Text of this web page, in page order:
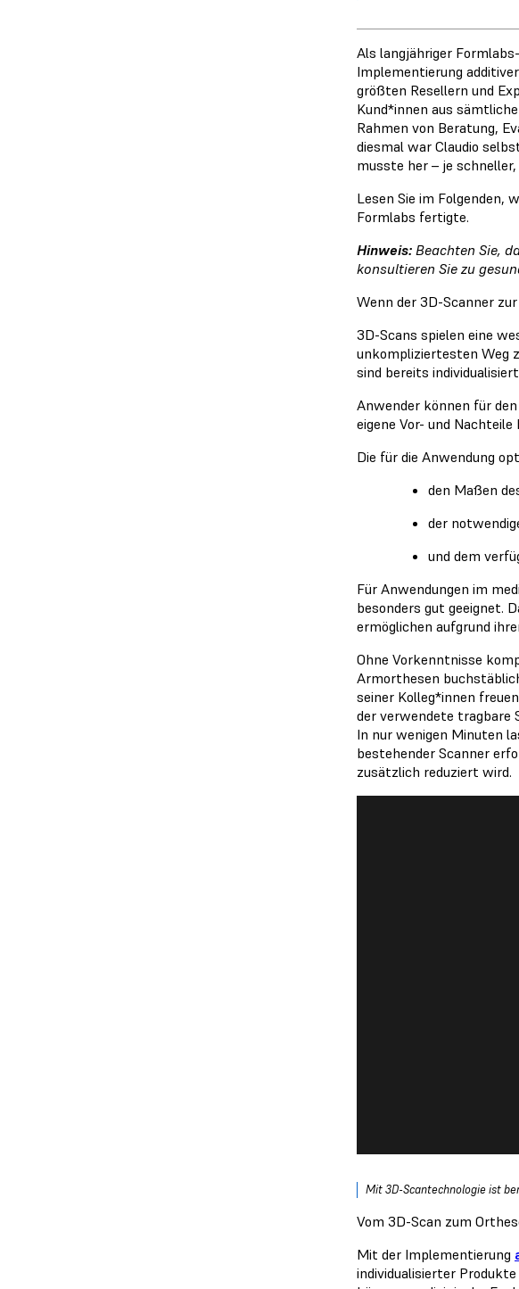
Als langjähriger
Implementierung
größten Resellern und
Kund*innen aus
Rahmen von Beratung,
diesmal war Claudio
musste her – je
Lesen Sie im Folgenden,
Formlabs fertigte.
Hinweis: Beachten Sie,
konsultieren Sie zu
Wenn der 3D-Scanner
3D-Scans spielen eine
unkompliziertesten Weg
sind bereits
Anwender können für
eigene Vor- und
Die für die Anwendung
den Maßen
der
und dem
Für Anwendungen im
besonders gut geeignet.
ermöglichen aufgrund
Ohne Vorkenntnisse
Armorthesen
seiner Kolleg*innen
der verwendete tragbare
In nur wenigen Minuten
bestehender Scanner
zusätzlich reduziert wird.
Mit 3D-Scantechnologie ist
Vom 3D-Scan zum
Mit der Implementierung
individualisierter